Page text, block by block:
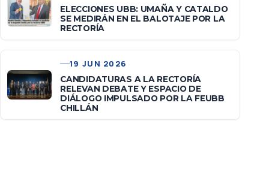
ELECCIONES UBB: UMAÑA Y CATALDO
SE MEDIRÁN EN EL BALOTAJE POR LA
RECTORÍA
19 JUN 2026
CANDIDATURAS A LA RECTORÍA
RELEVAN DEBATE Y ESPACIO DE
DIÁLOGO IMPULSADO POR LA FEUBB
CHILLÁN